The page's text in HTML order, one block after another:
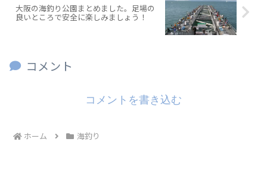
大阪の海釣り公園まとめました。足場の
良いところで安全に楽しみましょう！
コメント
コメントを書き込む
ホーム 海釣り